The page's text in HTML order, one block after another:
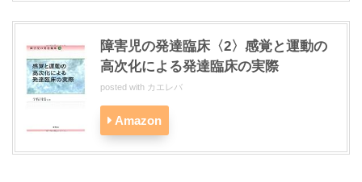
障害児の発達臨床〈2〉感覚と運動の
高次化による発達臨床の実際
posted with カエレバ
Amazon